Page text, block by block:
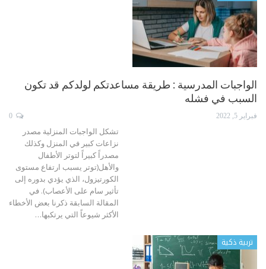
الواجبات المدرسية : طريقة مساعدتكم لولدكم قد تكون
السبب في فشله
فبراير 5, 2022
تشكل الواجبات المنزلية مصدر
نزاعات كبير في المنزل وكذلك
مصدراً كبيراً لتوتر الأطفال
والأهل(توتر يسبب ارتفاع مستوى
الكورتيزول، الذي يؤدي بدوره إلى
تأثير سام على الأعصاب). في
المقالة السابقة ذكرنا بعض الأخطاء
الأكثر شيوعاً التي يرتكبها…
تربية ذكية